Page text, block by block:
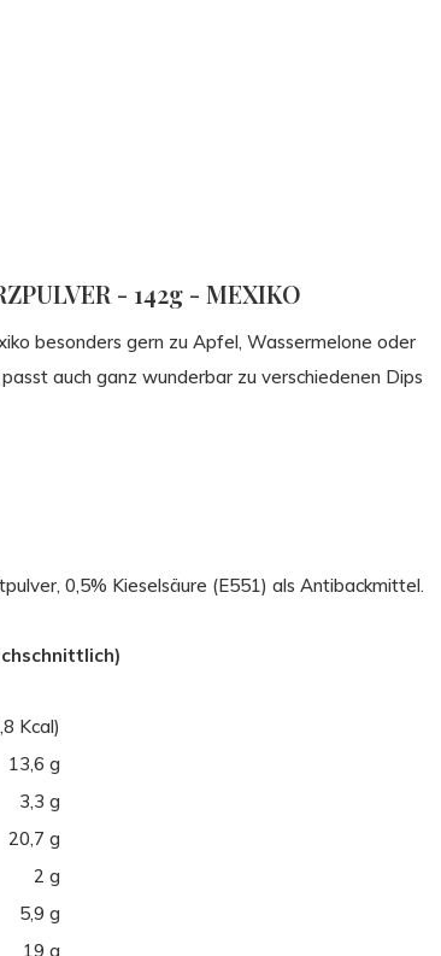
- 142g - MEXIKO
besonders gern zu Apfel, Wassermelone oder
auch ganz wunderbar zu verschiedenen Dips
0,5% Kieselsäure (E551) als Antibackmittel.
Kcal)
13,6 g
3,3 g
20,7 g
2 g
5,9 g
19 g